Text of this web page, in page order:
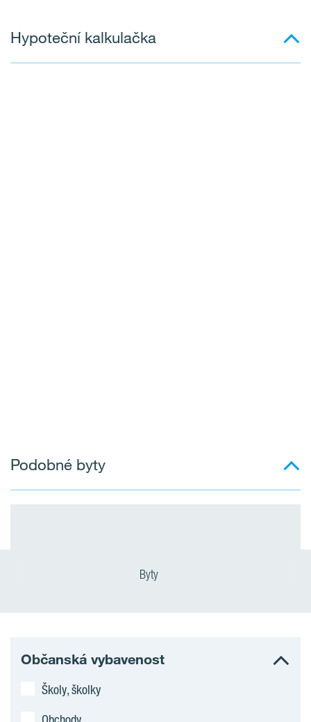
Hypoteční kalkulačka
Podobné byty
Byty
Občanská vybavenost
Školy, školky